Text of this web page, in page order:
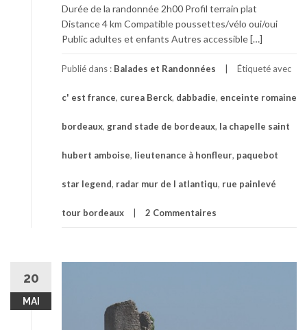
Durée de la randonnée 2h00 Profil terrain plat
Distance 4 km Compatible poussettes/vélo oui/oui
Public adultes et enfants Autres accessible […]
Publié dans : Balades et Randonnées Étiqueté avec
c' est france, curea Berck, dabbadie, enceinte romaine
bordeaux, grand stade de bordeaux, la chapelle saint
hubert amboise, lieutenance à honfleur, paquebot
star legend, radar mur de l atlantiqu, rue painlevé
tour bordeaux 2 Commentaires
20
MAI